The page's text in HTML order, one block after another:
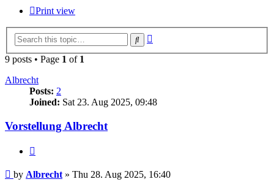
Print view
Search
9 posts • Page 1 of 1
Albrecht
Posts: 2
Joined: Sat 23. Aug 2025, 09:48
Vorstellung Albrecht
Post
by Albrecht » Thu 28. Aug 2025, 16:40